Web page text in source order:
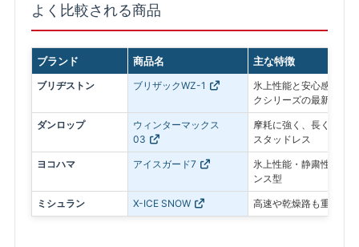
よく比較される商品
ブランド 商品名 主な特徴
ブリヂストン ブリザックWZ-1
氷上性能と安心感を最
クシリーズの最新モデル
ダンロップ
ウィンターマックス
03
摩耗に強く、長く使い
スタッドレス
ヨコハマ アイスガード7
氷上性能・静粛性・ロ
ンス型
ミシュラン X-ICE SNOW 高速や乾燥路も重視し